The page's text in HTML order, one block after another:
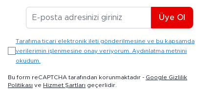
E-posta Adresiniz
Üye Ol
Tarafıma ticari elektronik ileti gönderilmesine ve bu kapsamda
verilerimin işlenmesine onay veriyorum. Aydınlatma metnini
okudum.
Bu form reCAPTCHA tarafından korunmaktadır - Google Gizlilik
Politikası ve Hizmet Şartları geçerlidir.